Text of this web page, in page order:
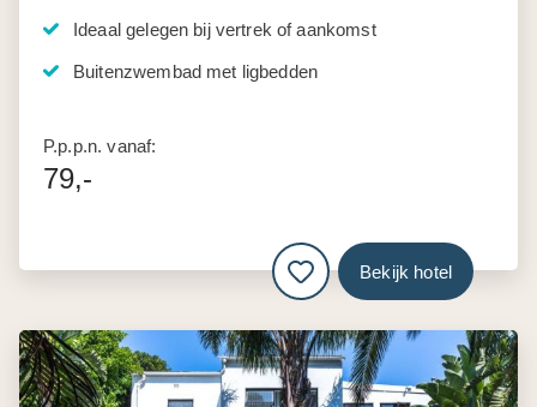
Ideaal gelegen bij vertrek of aankomst
Buitenzwembad met ligbedden
P.p.p.n. vanaf:
79,-
Bekijk hotel